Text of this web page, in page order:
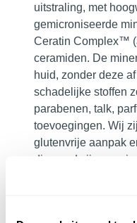
uitstraling, met
gemicroniseerde
Ceratin Complex™
ceramiden. De
huid, zonder deze
schadelijke stoffen
parabenen, talk,
toevoegingen. Wij
glutenvrije aanpak
die goed zijn voor
Prinsenbeek en bij